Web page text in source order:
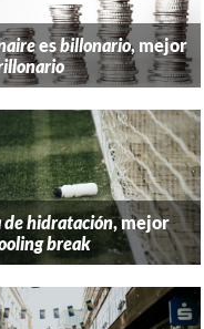
esbillonario, mejor
de hidratación, mejor
break